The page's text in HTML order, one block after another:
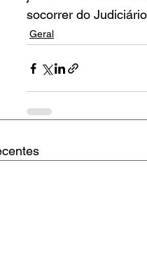
socorrer do
Geral